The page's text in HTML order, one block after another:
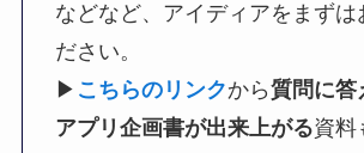
などなど、アイディアをまずは
ださい。
▶︎ こちらのリンクから質問に答
アプリ企画書が出来上がる資料